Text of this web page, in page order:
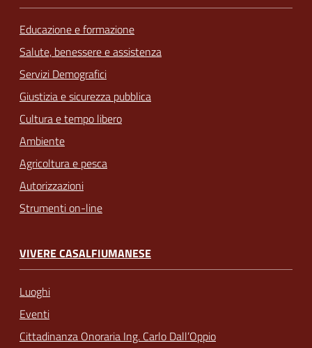
Educazione e formazione
Salute, benessere e assistenza
Servizi Demografici
Giustizia e sicurezza pubblica
Cultura e tempo libero
Ambiente
Agricoltura e pesca
Autorizzazioni
Strumenti on-line
VIVERE CASALFIUMANESE
Luoghi
Eventi
Cittadinanza Onoraria Ing. Carlo Dall’Oppio